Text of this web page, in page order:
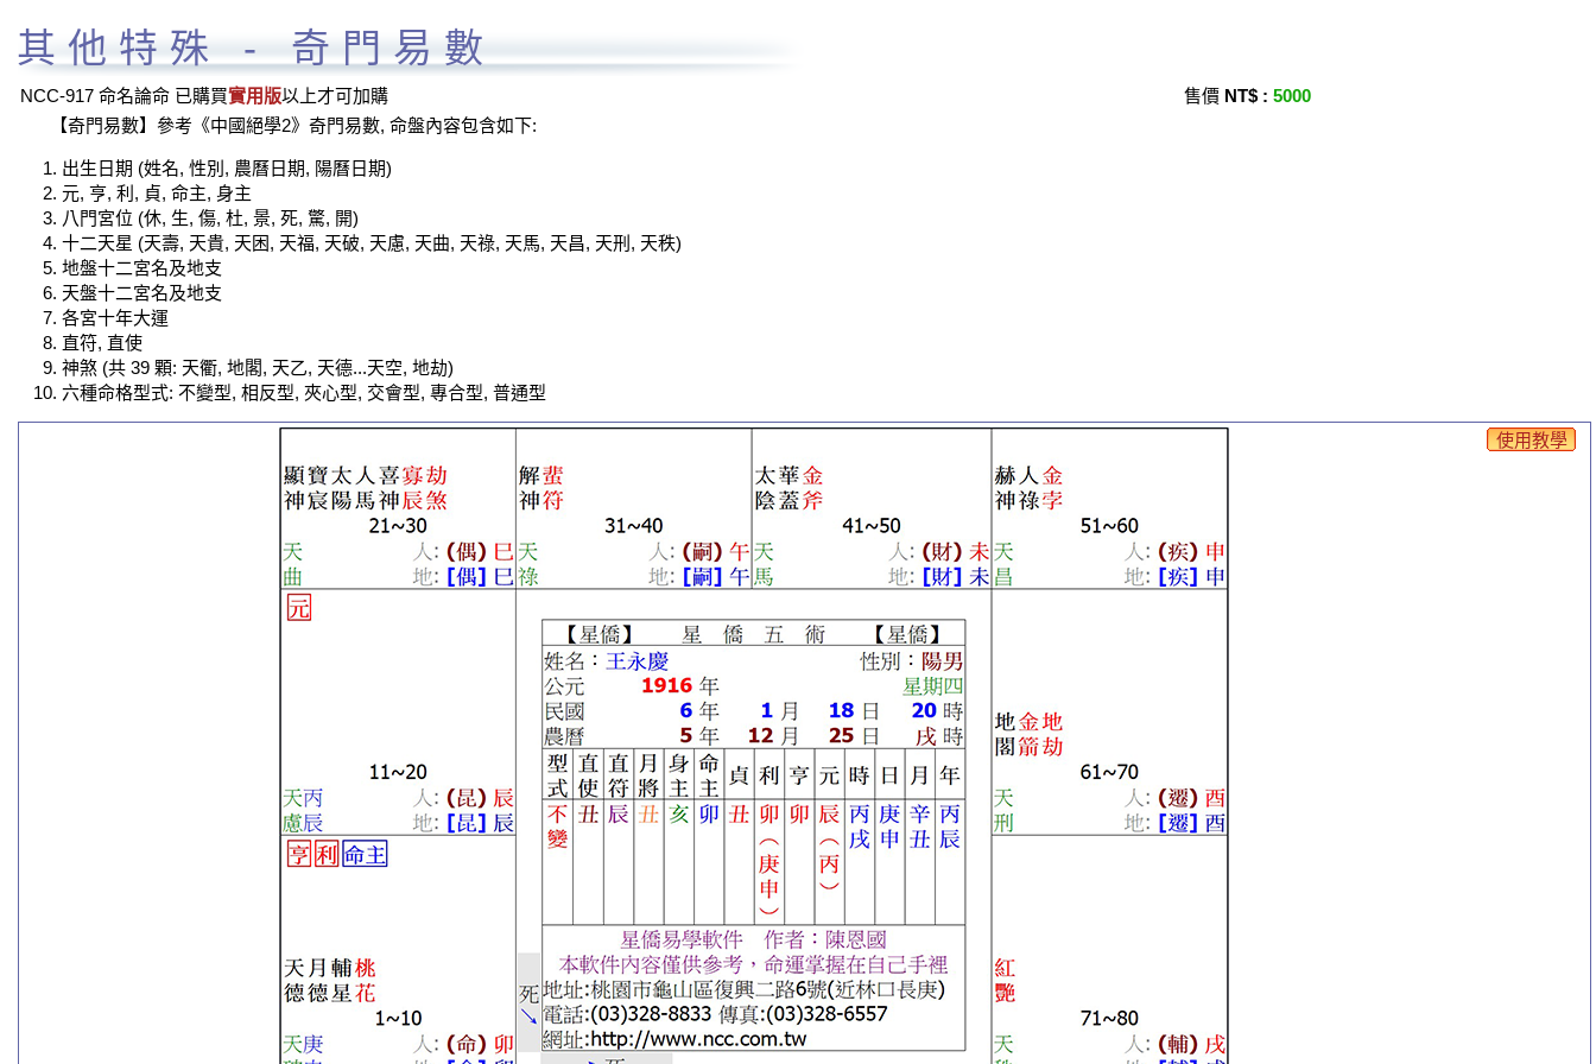
其他特殊 - 奇門易數
NCC-917 命名論命 已購買實用版以上才可加購 售價 NT$ : 5000
【奇門易數】參考《中國絕學2》奇門易數, 命盤內容包含如下:
出生日期 (姓名, 性別, 農曆日期, 陽曆日期)
元, 亨, 利, 貞, 命主, 身主
八門宮位 (休, 生, 傷, 杜, 景, 死, 驚, 開)
十二天星 (天壽, 天貴, 天困, 天福, 天破, 天慮, 天曲, 天祿, 天馬, 天昌, 天刑, 天秩)
地盤十二宮名及地支
天盤十二宮名及地支
各宮十年大運
直符, 直使
神煞 (共 39 顆: 天衢, 地閣, 天乙, 天德...天空, 地劫)
六種命格型式: 不變型, 相反型, 夾心型, 交會型, 專合型, 普通型
使用教學